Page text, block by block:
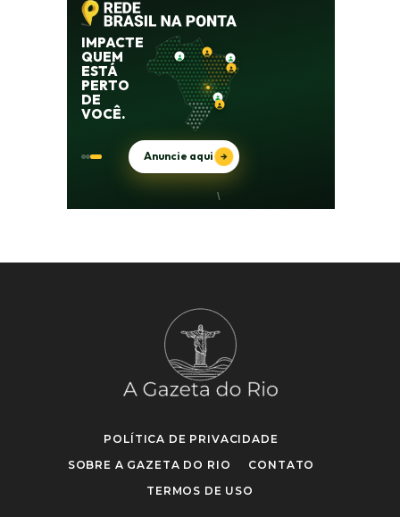
POLÍTICA DE PRIVACIDADE
SOBRE A GAZETA DO RIO
CONTATO
TERMOS DE USO